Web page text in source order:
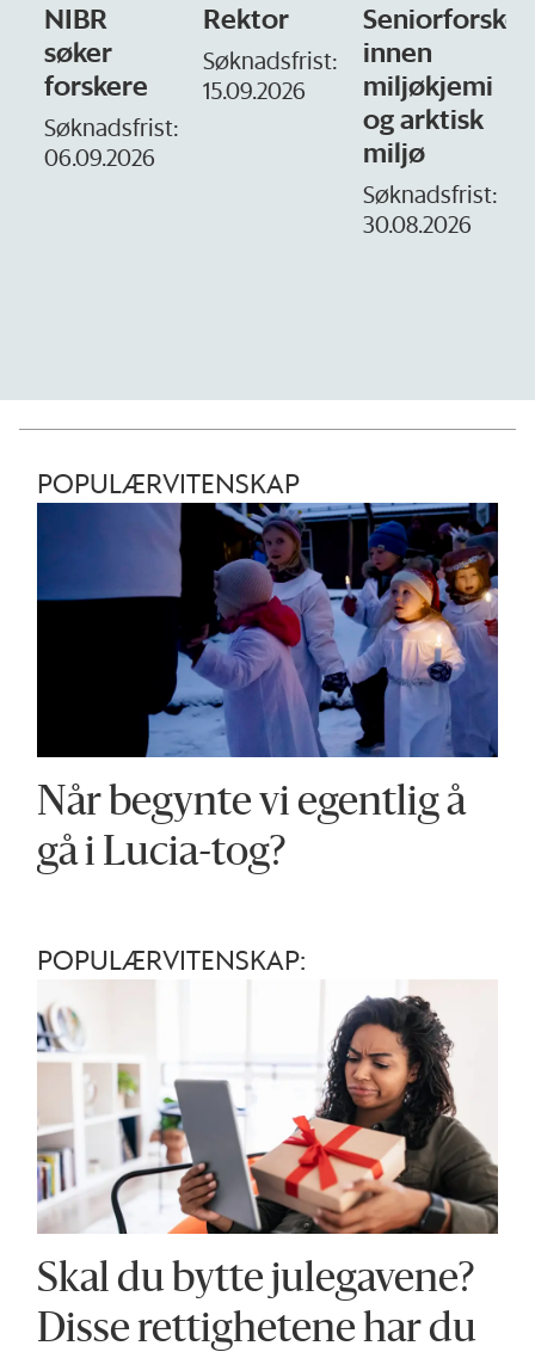
NIBR
søker
forskere
Søknadsfrist:
06.09.2026
Rektor
Søknadsfrist:
15.09.2026
Seniorforsker
innen
miljøkjemi
og arktisk
miljø
Søknadsfrist:
30.08.2026
POPULÆRVITENSKAP
Når begynte vi egentlig å
gå i Lucia-tog?
POPULÆRVITENSKAP:
Skal du bytte julegavene?
Disse ­rettighetene har du